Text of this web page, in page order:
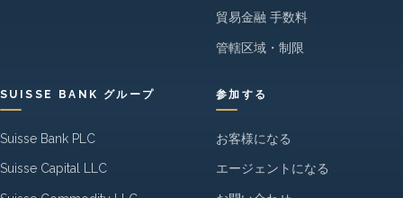
貿易金融 手数料
管轄区域・制限
SUISSE BANK グループ
Suisse Bank PLC
Suisse Capital LLC
参加する
お客様になる
エージェントになる